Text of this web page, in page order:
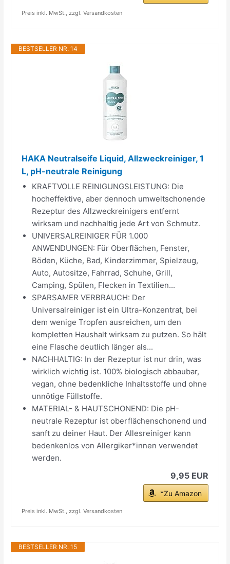
Preis inkl. MwSt., zzgl. Versandkosten
BESTSELLER NR. 14
HAKA Neutralseife Liquid, Allzweckreiniger, 1
L, pH-neutrale Reinigung
KRAFTVOLLE REINIGUNGSLEISTUNG: Die
hocheffektive, aber dennoch umweltschonende
Rezeptur des Allzweckreinigers entfernt
wirksam und nachhaltig jede Art von Schmutz.
UNIVERSALREINIGER FÜR 1.000
ANWENDUNGEN: Für Oberflächen, Fenster,
Böden, Küche, Bad, Kinderzimmer, Spielzeug,
Auto, Autositze, Fahrrad, Schuhe, Grill,
Camping, Spülen, Flecken in Textilien...
SPARSAMER VERBRAUCH: Der
Universalreiniger ist ein Ultra-Konzentrat, bei
dem wenige Tropfen ausreichen, um den
kompletten Haushalt wirksam zu putzen. So hält
eine Flasche deutlich länger als...
NACHHALTIG: In der Rezeptur ist nur drin, was
wirklich wichtig ist. 100% biologisch abbaubar,
vegan, ohne bedenkliche Inhaltsstoffe und ohne
unnötige Füllstoffe.
MATERIAL- & HAUTSCHONEND: Die pH-
neutrale Rezeptur ist oberflächenschonend und
sanft zu deiner Haut. Der Allesreiniger kann
bedenkenlos von Allergiker*innen verwendet
werden.
9,95 EUR
*Zu Amazon
Preis inkl. MwSt., zzgl. Versandkosten
BESTSELLER NR. 15